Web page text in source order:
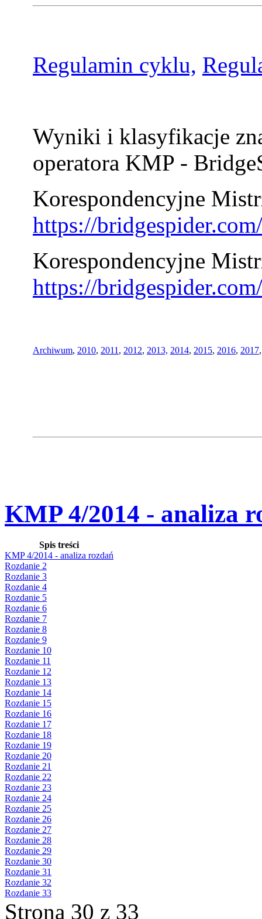
Regulamin cyklu,
Wyniki i klasyfikacje
operatora KMP -
Korespondencyjne
https://
Korespondencyjne
https://
Archiwum, 2010, 2011 , 2012, 2013, 2014, 2015, 2016, 2017
KMP 4/2014 - analiza
Spis treści
KMP 4/2014 - analiza rozdań
Rozdanie 2
Rozdanie 3
Rozdanie 4
Rozdanie 5
Rozdanie 6
Rozdanie 7
Rozdanie 8
Rozdanie 9
Rozdanie 10
Rozdanie 11
Rozdanie 12
Rozdanie 13
Rozdanie 14
Rozdanie 15
Rozdanie 16
Rozdanie 17
Rozdanie 18
Rozdanie 19
Rozdanie 20
Rozdanie 21
Rozdanie 22
Rozdanie 23
Rozdanie 24
Rozdanie 25
Rozdanie 26
Rozdanie 27
Rozdanie 28
Rozdanie 29
Rozdanie 30
Rozdanie 31
Rozdanie 32
Rozdanie 33
Strona 30 z 33